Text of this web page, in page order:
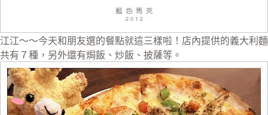
江江～～今天和朋友選的餐點就這三樣啦！店內提供的義大利麵
共有７種，另外還有焗飯、炒飯、披薩等。